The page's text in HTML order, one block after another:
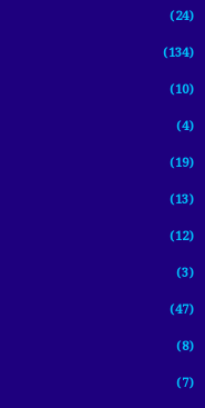
(24)
(134)
(10)
(4)
(19)
(13)
(12)
(3)
(47)
(8)
(7)